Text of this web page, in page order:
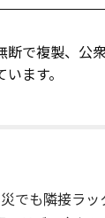
断で複製、公
ます。
でも隣接ラッ